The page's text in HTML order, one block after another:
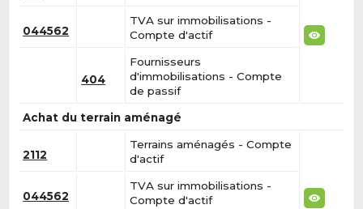
044562
TVA sur immobilisations -
Compte d'actif
404
Fournisseurs
d'immobilisations - Compte
de passif
Achat du terrain aménagé
2112
Terrains aménagés - Compte
d'actif
044562
TVA sur immobilisations -
Compte d'actif